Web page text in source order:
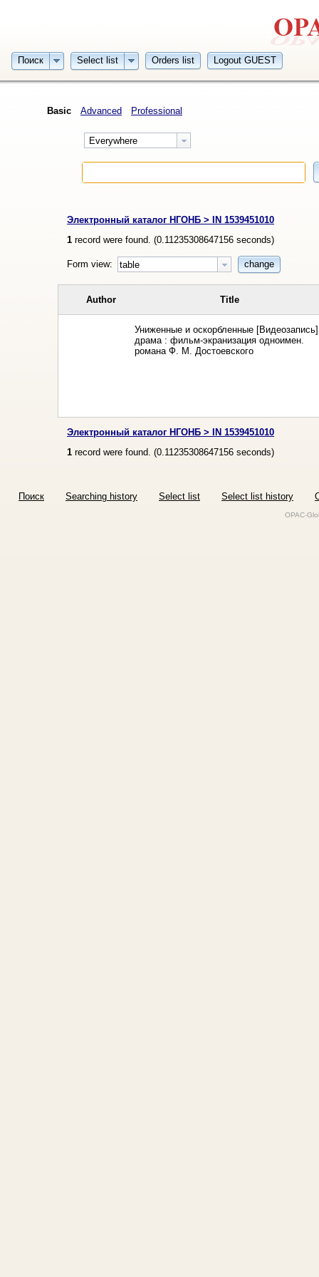
Поиск Select list Orders list Logout GUEST
Basic Advanced Professional
Everywhere
Электронный каталог НГОНБ > IN 1539451010
1 record were found. (0.11235308647156 seconds)
Form view: table change
Author Title
Униженные и оскорбленные
драма : фильм-экранизация одноимен.
романа Ф. М. Достоевского
Электронный каталог НГОНБ > IN 1539451010
1 record were found. (0.11235308647156 seconds)
Поиск Searching history Select list Select list history
OPAC-